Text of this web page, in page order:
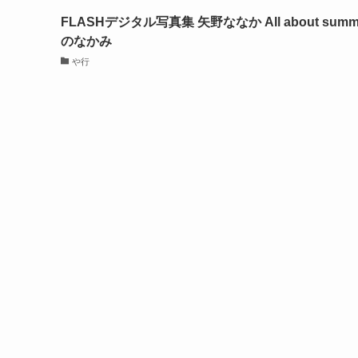
FLASHデジタル写真集 矢野ななか All about
のなかみ
や行